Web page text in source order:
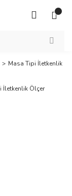
Masa Tipi İletkenlik